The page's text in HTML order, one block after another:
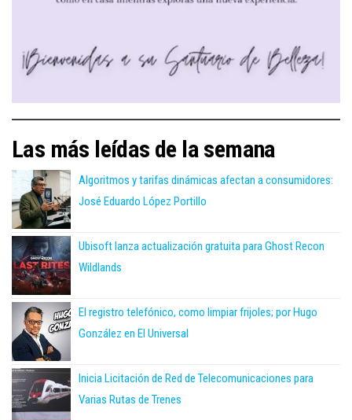
Las más leídas de la semana
Algoritmos y tarifas dinámicas afectan a consumidores:
José Eduardo López Portillo
Ubisoft lanza actualización gratuita para Ghost Recon
Wildlands
El registro telefónico, como limpiar frijoles; por Hugo
González en El Universal
Inicia Licitación de Red de Telecomunicaciones para
Varias Rutas de Trenes